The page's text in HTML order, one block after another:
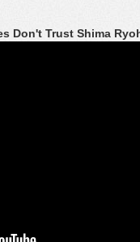
Don't Trust Shima